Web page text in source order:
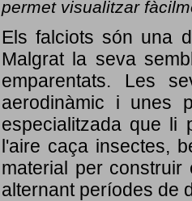
permet visualitzar
Els falciots són una
Malgrat la seva
emparentats. Les
aerodinàmic i unes
especialitzada que li
l'aire caça insectes,
material per
alternant períodes de